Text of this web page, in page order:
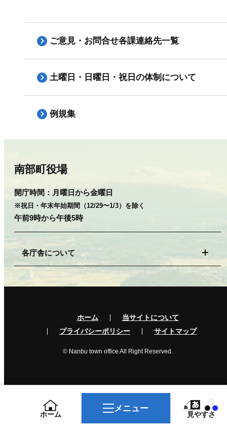
ホーム
メニュー
見やすさ
ご意見・お問合せ各課連絡先一覧
土曜日・日曜日・祝日の体制について
例規集
南部町役場
開庁時間： 月曜日から金曜日
※祝日・年末年始期間（12/29〜1/3）を除く
午前9時から午後5時
各庁舎について
ホーム
当サイトについて
プライバシーポリシー
サイトマップ
© Nanbu town office All Right Reserved.